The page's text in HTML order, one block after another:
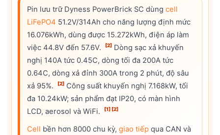
Pin lưu trữ Dyness PowerBrick SC dùng cell
LiFePO4 51.2V/314Ah cho năng lượng định mức
16.076kWh, dùng được 15.272kWh, điện áp làm
việc 44.8V đến 57.6V.
[2] Dòng sạc xả khuyến
nghị 140A tức 0.45C, dòng tối đa 200A tức
0.64C, dòng xả đỉnh 300A trong 2 phút, độ sâu
xả 95%.
[2] Công suất khuyến nghị 7.168kW, tối
đa 10.24kW; sản phẩm đạt IP20, có màn hình
LCD, aerosol và WiFi.
[1] [2]
Cell bền hơn 8000 chu kỳ, giao tiếp qua CAN và